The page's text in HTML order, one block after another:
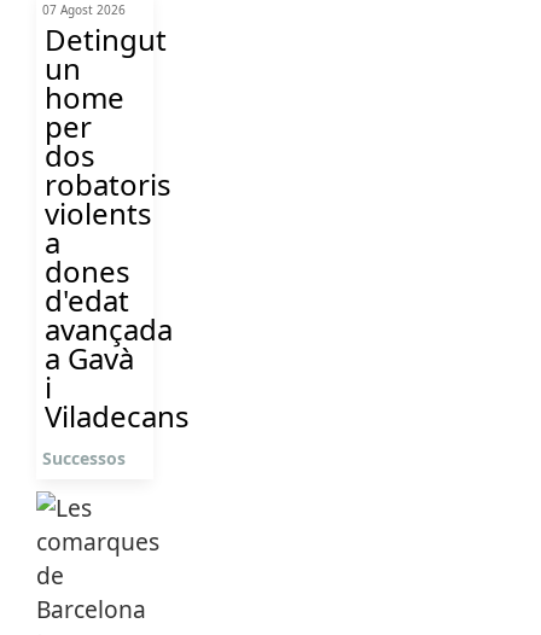
07 Agost 2026
Detingut
un
home
per
dos
robatoris
violents
a
dones
d'edat
avançada
a Gavà
i
Viladecans
Successos